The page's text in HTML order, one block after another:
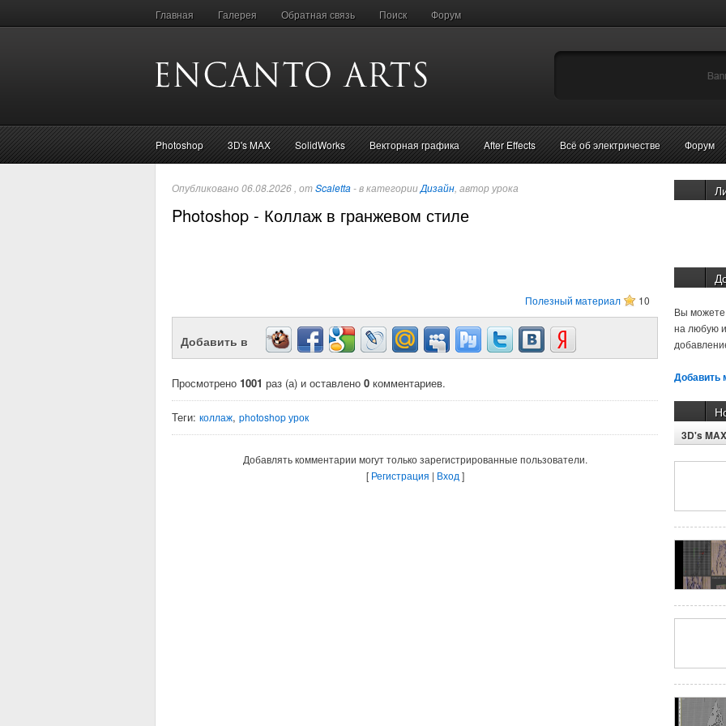
Главная Галерея Обратная связь Поиск Форум
Photoshop 3D's MAX SolidWorks Векторная графика After Effects Всё об электричестве Форум
Опубликовано 06.08.2026 , отScaletta- в категорииДизайн , автор урока
Photoshop - Коллаж в гранжевом стиле
Полезный материал 10
Добавить в
Просмотрено 1001 раз (а) и оставлено 0 комментариев.
Теги: коллаж, photoshop урок
Добавлять комментарии могут только зарегистрированные пользователи.
[ Регистрация | Вход ]
Вы можете
на любую
Добавить
3D's MAX